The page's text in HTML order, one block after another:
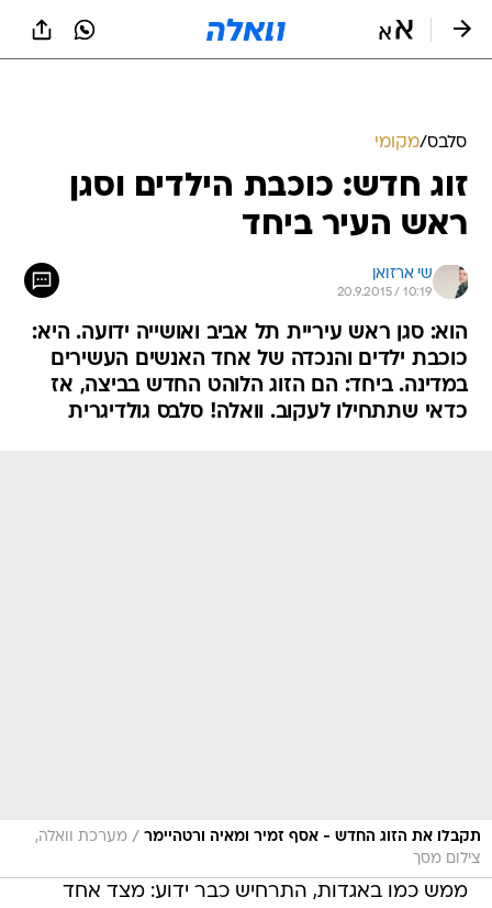
סלבס/מקומי
זוג חדש: כוכבת הילדים וסגן
ראש העיר ביחד
שי ארזואן
20.9.2015 / 10:19
הוא: סגן ראש עיריית תל אביב ואושייה ידועה. היא:
כוכבת ילדים והנכדה של אחד האנשים העשירים
במדינה. ביחד: הם הזוג הלוהט החדש בביצה, אז
כדאי שתתחילו לעקוב. וואלה! סלבס גולדיגרית
תקבלו את הזוג החדש - אסף זמיר ומאיה ורטהיימר / מערכת וואלה,
צילום מסך
ממש כמו באגדות, התרחיש כבר ידוע: מצד אחד